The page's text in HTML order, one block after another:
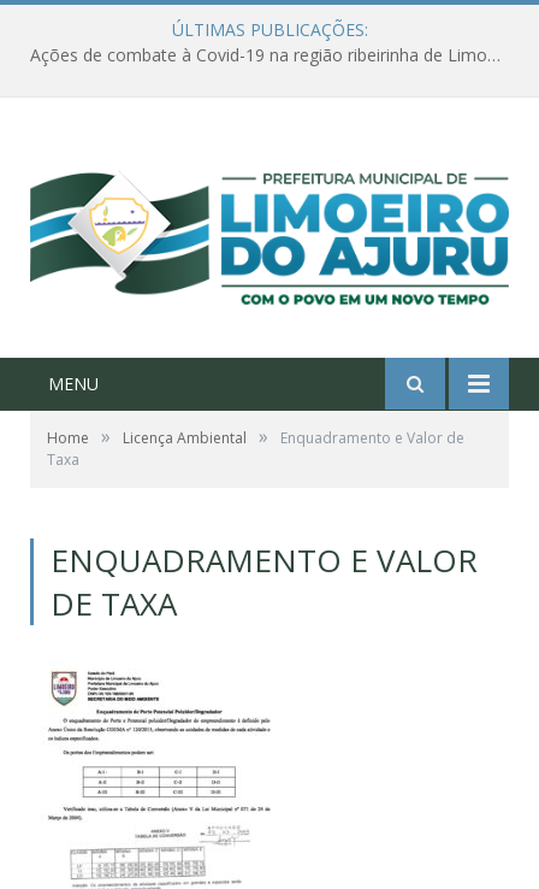
ÚLTIMAS PUBLICAÇÕES:
Ações de combate à Covid-19 na região ribeirinha de Limoeiro do Ajuru continuam
MENU
Home » Licença Ambiental »
Enquadramento e Valor de
Taxa
ENQUADRAMENTO E VALOR
DE TAXA